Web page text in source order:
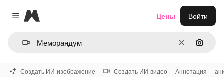
Close menu
Magnific
ОчиститьПоиск
Цены Войти
Создать ИИ-изображение Создать ИИ-видео Аннотация